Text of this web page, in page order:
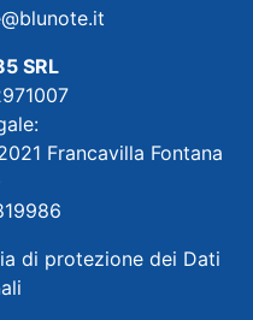
SRL
Francavilla Fontana
di protezione dei Dati